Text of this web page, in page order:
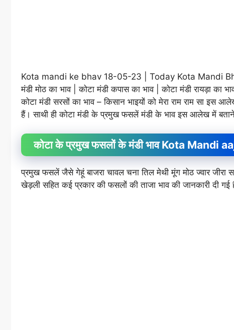
Kota mandi ke bhav 18-05-23 | Today Kota Mandi
मंडी मोठ का भाव | कोटा मंडी कपास का भाव | कोटा मंडी रायड़ा का
कोटा मंडी सरसों का भाव – किसान भाइयों को मेरा राम राम सा इस
हैं। साथी ही कोटा मंडी के प्रमुख फसलें मंडी के भाव इस आलेख में
कोटा के प्रमुख फसलों के मंडी भाव Kota Mandi
प्रमुख फसलें जैसे गेहूं बाजरा चावल चना तिल मेथी मूंग मोठ ज्वार जीरा
खेड़ली सहित कई प्रकार की फसलों की ताजा भाव की जानकारी दी गई